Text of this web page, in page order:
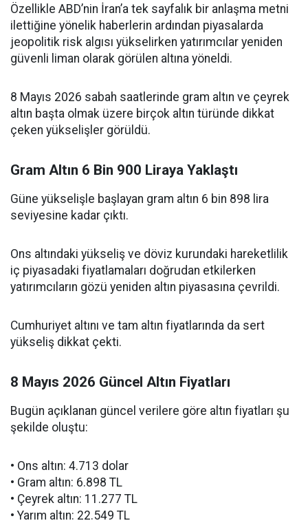
Özellikle ABD’nin İran’a tek sayfalık bir anlaşma metni
ilettiğine yönelik haberlerin ardından piyasalarda
jeopolitik risk algısı yükselirken yatırımcılar yeniden
güvenli liman olarak görülen altına yöneldi.
8 Mayıs 2026 sabah saatlerinde gram altın ve çeyrek
altın başta olmak üzere birçok altın türünde dikkat
çeken yükselişler görüldü.
Gram Altın 6 Bin 900 Liraya Yaklaştı
Güne yükselişle başlayan gram altın 6 bin 898 lira
seviyesine kadar çıktı.
Ons altındaki yükseliş ve döviz kurundaki hareketlilik
iç piyasadaki fiyatlamaları doğrudan etkilerken
yatırımcıların gözü yeniden altın piyasasına çevrildi.
Cumhuriyet altını ve tam altın fiyatlarında da sert
yükseliş dikkat çekti.
8 Mayıs 2026 Güncel Altın Fiyatları
Bugün açıklanan güncel verilere göre altın fiyatları şu
şekilde oluştu:
• Ons altın: 4.713 dolar
• Gram altın: 6.898 TL
• Çeyrek altın: 11.277 TL
• Yarım altın: 22.549 TL